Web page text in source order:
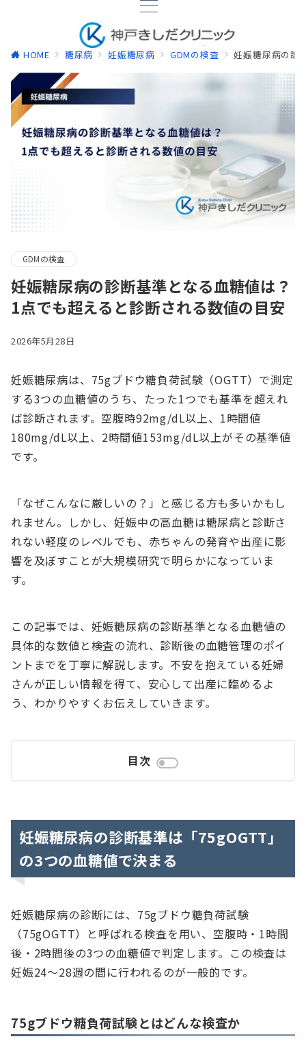
HOME 糖尿病 妊娠糖尿病 GDMの検査 妊娠糖尿病の診
GDMの検査
妊娠糖尿病の診断基準となる血糖値は？
1点でも超えると診断される数値の目安
2026年5月28日
妊娠糖尿病は、75gブドウ糖負荷試験（OGTT）で測定
する3つの血糖値のうち、たった1つでも基準を超えれ
ば診断されます。空腹時92mg/dL以上、1時間値
180mg/dL以上、2時間値153mg/dL以上がその基準値
です。
「なぜこんなに厳しいの？」と感じる方も多いかもし
れません。しかし、妊娠中の高血糖は糖尿病と診断さ
れない軽度のレベルでも、赤ちゃんの発育や出産に影
響を及ぼすことが大規模研究で明らかになっていま
す。
この記事では、妊娠糖尿病の診断基準となる血糖値の
具体的な数値と検査の流れ、診断後の血糖管理のポイ
ントまでを丁寧に解説します。不安を抱えている妊婦
さんが正しい情報を得て、安心して出産に臨めるよ
う、わかりやすくお伝えしていきます。
目次
妊娠糖尿病の診断基準は「75gOGTT」
の3つの血糖値で決まる
妊娠糖尿病の診断には、75gブドウ糖負荷試験
（75gOGTT）と呼ばれる検査を用い、空腹時・1時間
後・2時間後の3つの血糖値で判定します。この検査は
妊娠24〜28週の間に行われるのが一般的です。
75gブドウ糖負荷試験とはどんな検査か